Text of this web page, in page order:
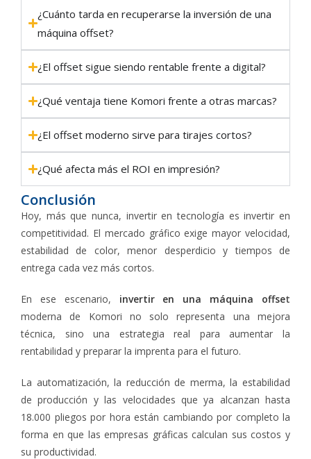
¿Cuánto tarda en recuperarse la inversión de una
máquina offset?
¿El offset sigue siendo rentable frente a digital?
¿Qué ventaja tiene Komori frente a otras marcas?
¿El offset moderno sirve para tirajes cortos?
¿Qué afecta más el ROI en impresión?
Conclusión
Hoy, más que nunca, invertir en tecnología es invertir en
competitividad. El mercado gráfico exige mayor velocidad,
estabilidad de color, menor desperdicio y tiempos de
entrega cada vez más cortos.
En ese escenario, invertir en una máquina offset
moderna de Komori no solo representa una mejora
técnica, sino una estrategia real para aumentar la
rentabilidad y preparar la imprenta para el futuro.
La automatización, la reducción de merma, la estabilidad
de producción y las velocidades que ya alcanzan hasta
18.000 pliegos por hora están cambiando por completo la
forma en que las empresas gráficas calculan sus costos y
su productividad.